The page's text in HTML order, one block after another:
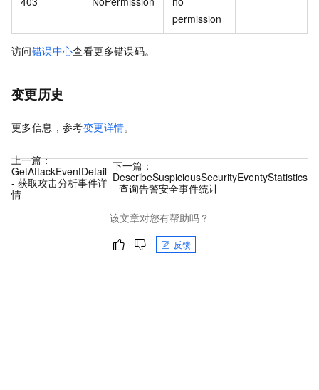
permission
访问错误中心查看更多错误码。
变更历史
更多信息，参考变更详情。
上一篇：
GetAttackEventDetail
- 获取攻击分析事件详
情
下一篇：
DescribeSuspiciousSecurityEventyStatistics
- 查询告警安全事件统计
该文章对您有帮助吗？
反馈